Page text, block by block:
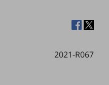
2021-R067